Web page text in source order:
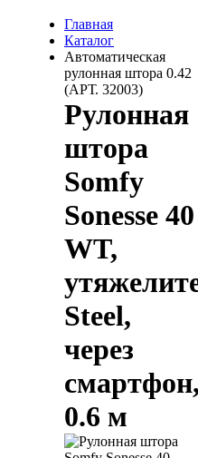
Главная
Каталог
Автоматическая
рулонная штора 0.42
(АРТ. 32003)
Рулонная
штора
Somfy
Sonesse 40
WT,
Steel,
через
0.6 м